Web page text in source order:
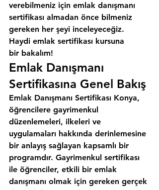
verebilmeniz için emlak danışmanı
sertifikası almadan önce bilmeniz
gereken her şeyi inceleyeceğiz.
Haydi emlak sertifikası kursuna
bir bakalım!
Emlak Danışmanı
Sertifikasına Genel Bakış
Emlak Danışmanı Sertifikası Konya,
öğrencilere gayrimenkul
düzenlemeleri, ilkeleri ve
uygulamaları hakkında derinlemesine
bir anlayış sağlayan kapsamlı bir
programdır. Gayrimenkul sertifikası
ile öğrenciler, etkili bir emlak
danışmanı olmak için gereken gerçek